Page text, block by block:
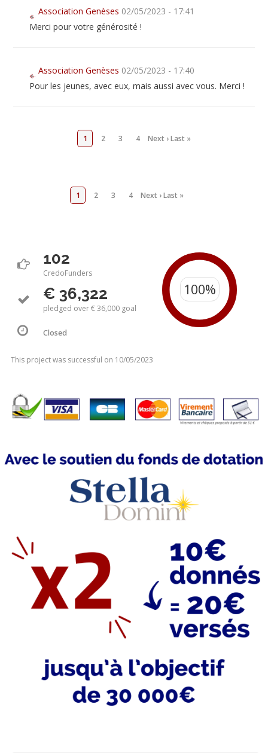
Association Genèses 02/05/2023 - 17:41
Merci pour votre générosité !
Association Genèses 02/05/2023 - 17:40
Pour les jeunes, avec eux, mais aussi avec vous. Merci !
1 2 3 4 Next ›Last »
1 2 3 4 Next ›Last »
102
CredoFunders
€ 36,322
pledged over € 36,000 goal
Closed
This project was successful on 10/05/2023